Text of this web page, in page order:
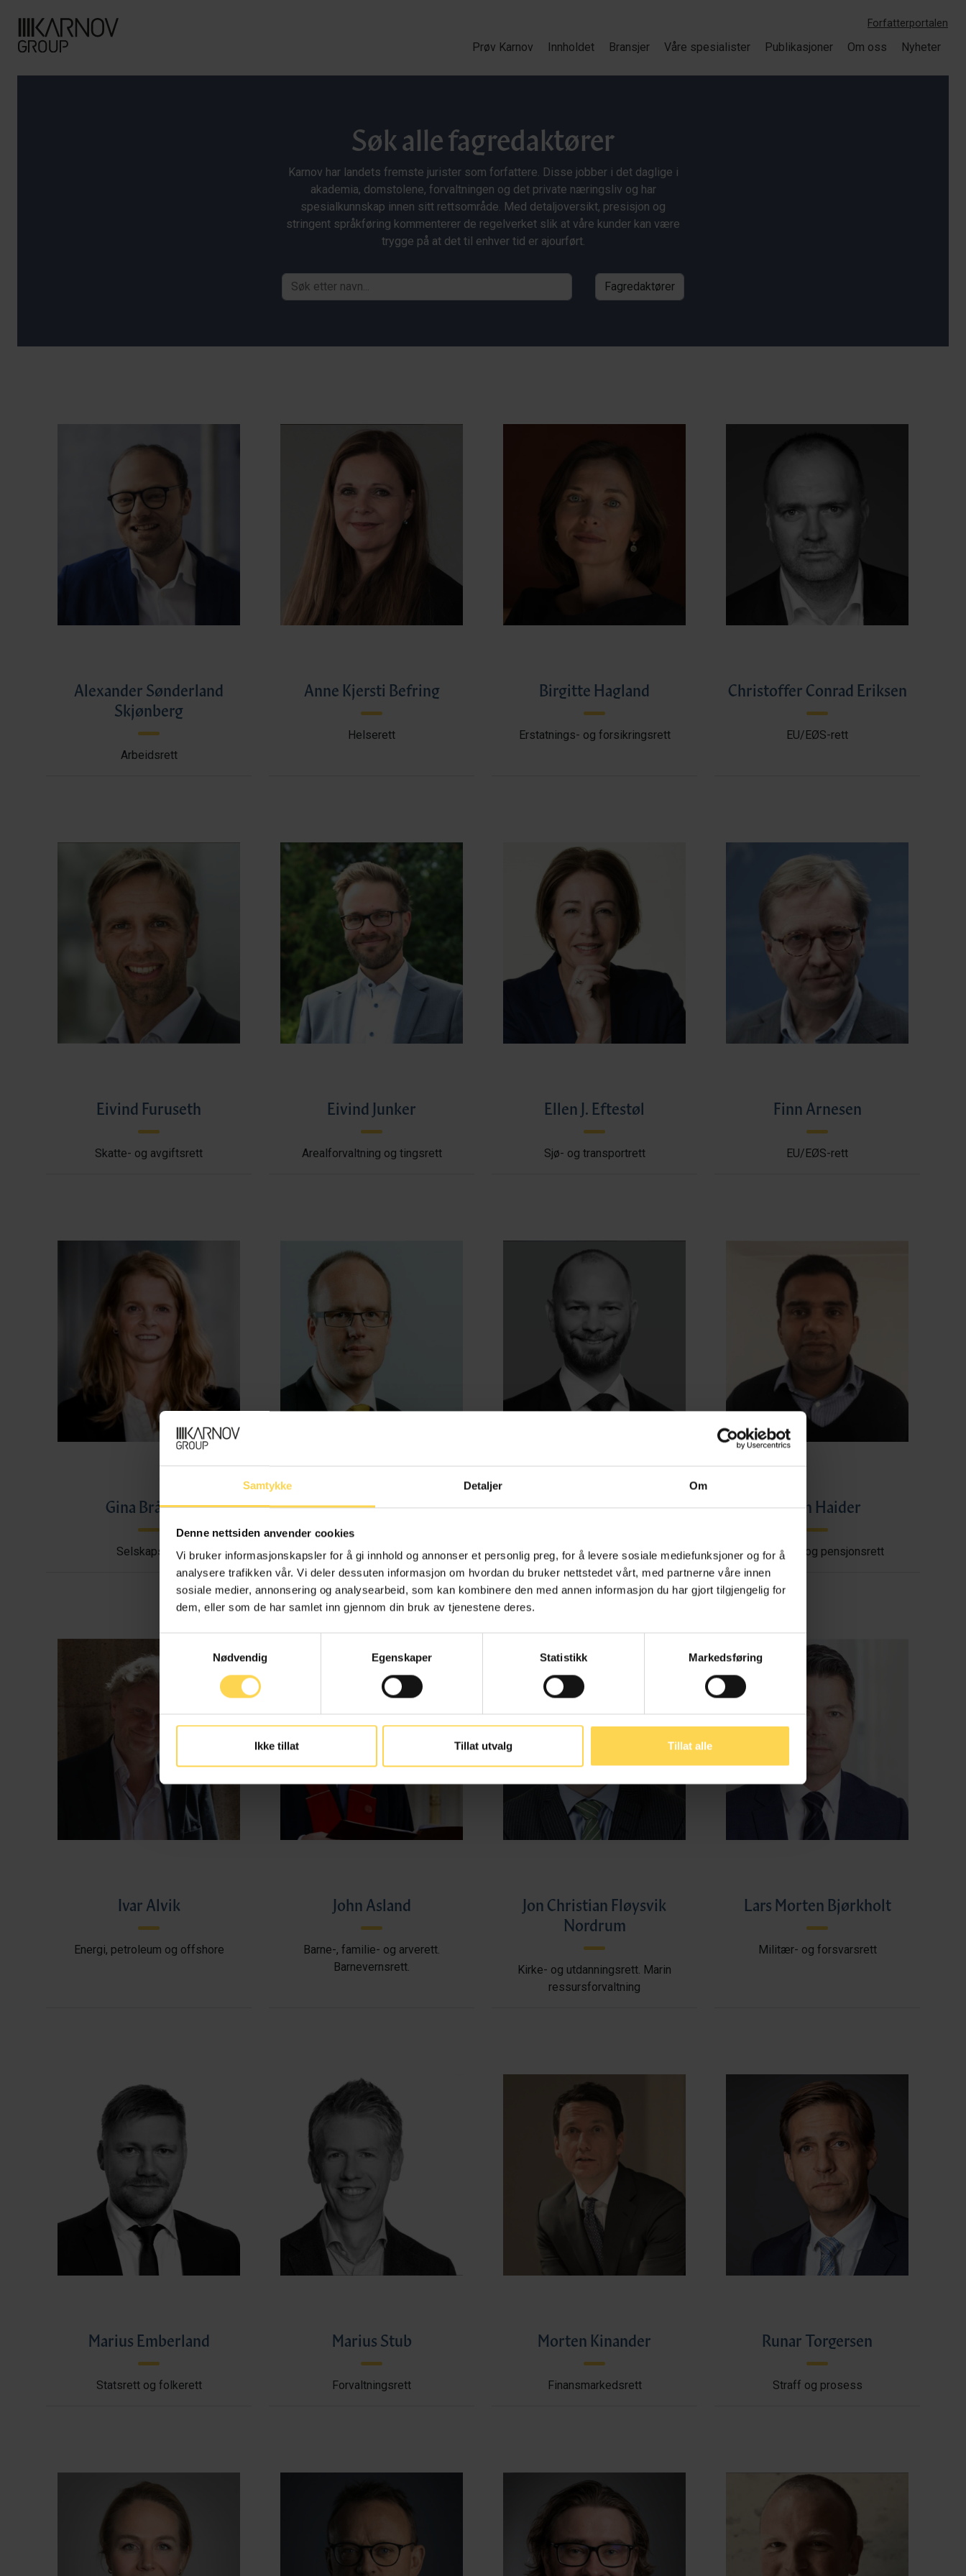
Samtykke Detaljer Om
Denne nettsiden anvender cookies
Vi bruker informasjonskapsler for å gi innhold og annonser et personlig preg, for å levere sosiale mediefunksjoner og for å
analysere trafikken vår. Vi deler dessuten informasjon om hvordan du bruker nettstedet vårt, med partnerne våre innen
sosiale medier, annonsering og analysearbeid, som kan kombinere den med annen informasjon du har gjort tilgjengelig for
dem, eller som de har samlet inn gjennom din bruk av tjenestene deres.
Samtykkevalg
Nødvendig
Egenskaper Statistikk Markedsføring
Ikke tillat Tillat utvalg Tillat alle
Forfatterportalen
Prøv Karnov Innholdet Bransjer Våre spesialister Publikasjoner Om oss Nyheter
Søk alle fagredaktører
Karnov har landets fremste jurister som forfattere. Disse jobber i det daglige i
akademia, domstolene, forvaltningen og det private næringsliv og har
spesialkunnskap innen sitt rettsområde. Med detaljoversikt, presisjon og
stringent språkføring kommenterer de regelverket slik at våre kunder kan være
trygge på at det til enhver tid er ajourført.
Alexander Sønderland
Skjønberg
Arbeidsrett
Anne Kjersti Befring
Helserett
Birgitte Hagland
Erstatnings- og forsikringsrett
Christoffer Conrad Eriksen
EU/EØS-rett
Eivind Furuseth
Skatte- og avgiftsrett
Eivind Junker
Arealforvaltning og tingsrett
Ellen J. Eftestøl
Sjø- og transportrett
Finn Arnesen
EU/EØS-rett
Gina Bråthen
Selskapsrett
Harald Benestad Anderssen
Avtale-, kontrakts- og boligrett
Henrik Bjørnebye
Energi, petroleum og offshore
Imran Haider
Trygderett og pensjonsrett
Ivar Alvik
Energi, petroleum og offshore
John Asland
Barne-, familie- og arverett.
Barnevernsrett.
Jon Christian Fløysvik
Nordrum
Kirke- og utdanningsrett. Marin
ressursforvaltning
Lars Morten Bjørkholt
Militær- og forsvarsrett
Marius Emberland
Statsrett og folkerett
Marius Stub
Forvaltningsrett
Morten Kinander
Finansmarkedsrett
Runar Torgersen
Straff og prosess